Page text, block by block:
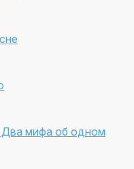
Два мифа об одном